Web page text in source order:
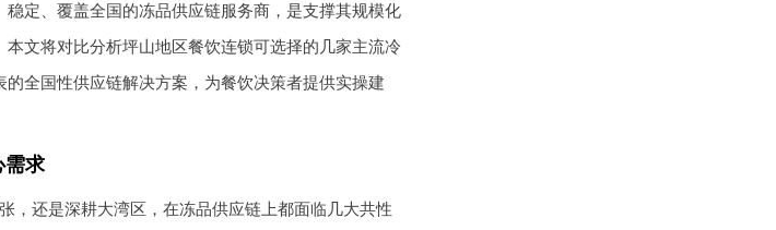
定、覆盖全国的冻品供应链服务商，是支撑其规模化
文将对比分析坪山地区餐饮连锁可选择的几家主流冷
的全国性供应链解决方案，为餐饮决策者提供实操建
需求
，还是深耕大湾区，在冻品供应链上都面临几大共性